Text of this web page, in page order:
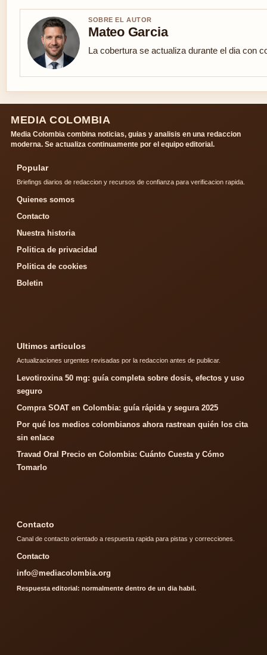
SOBRE EL AUTOR
Mateo Garcia
La cobertura se actualiza durante el dia con
MEDIA COLOMBIA
Media Colombia combina noticias, guias y analisis en una redaccion
moderna. Se actualiza continuamente por el equipo editorial.
Popular
Briefings diarios de redaccion y recursos de confianza para verificacion rapida.
Quienes somos
Contacto
Nuestra historia
Politica de privacidad
Politica de cookies
Boletin
Ultimos articulos
Actualizaciones urgentes revisadas por la redaccion antes de publicar.
Levotiroxina 50 mg: guía completa sobre dosis, efectos y uso
seguro
Compra SOAT en Colombia: guía rápida y segura 2025
Por qué los medios colombianos ahora rastrean quién los cita
sin enlace
Travad Oral Precio en Colombia: Cuánto Cuesta y Cómo
Tomarlo
Contacto
Canal de contacto orientado a respuesta rapida para pistas y correcciones.
Contacto
info@mediacolombia.org
Respuesta editorial: normalmente dentro de un dia habil.